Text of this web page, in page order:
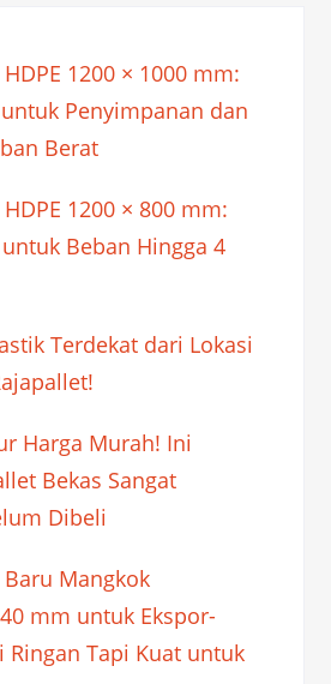
1200 × 1000 mm:
Penyimpanan dan
Berat
1200 × 800 mm:
Beban Hingga 4
Terdekat dari Lokasi
Harga Murah! Ini
Bekas Sangat
Dibeli
Mangkok
mm untuk Ekspor-
Ringan Tapi Kuat untuk